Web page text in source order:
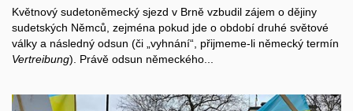
Květnový sudetoněmecký sjezd v Brně vzbudil zájem o dějiny
sudetských Němců, zejména pokud jde o období druhé světové
války a následný odsun (či „vyhnání“, přijmeme-li německý termín
Vertreibung). Právě odsun německého...